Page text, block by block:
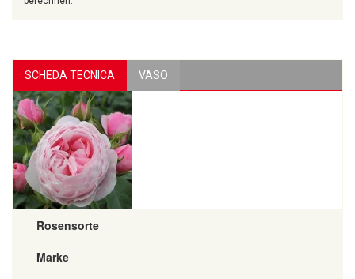
SCHEDA TECNICA VASO
Rosensorte
Marke